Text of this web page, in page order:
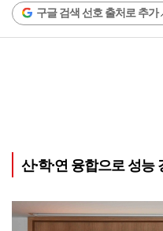
구글 검색 선호 출처로 추가
산·학·연 융합으로 성능